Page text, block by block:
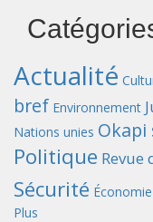
Actualité
bref Environnement
Nations unies Okapi
Politique Revue
Sécurité Économie
Plus